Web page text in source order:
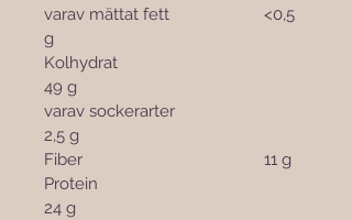
varav mättat fett			<0,5
g
Kolhydrat
49 g
varav sockerarter
2,5 g
Fiber					11 g
Protein
24 g